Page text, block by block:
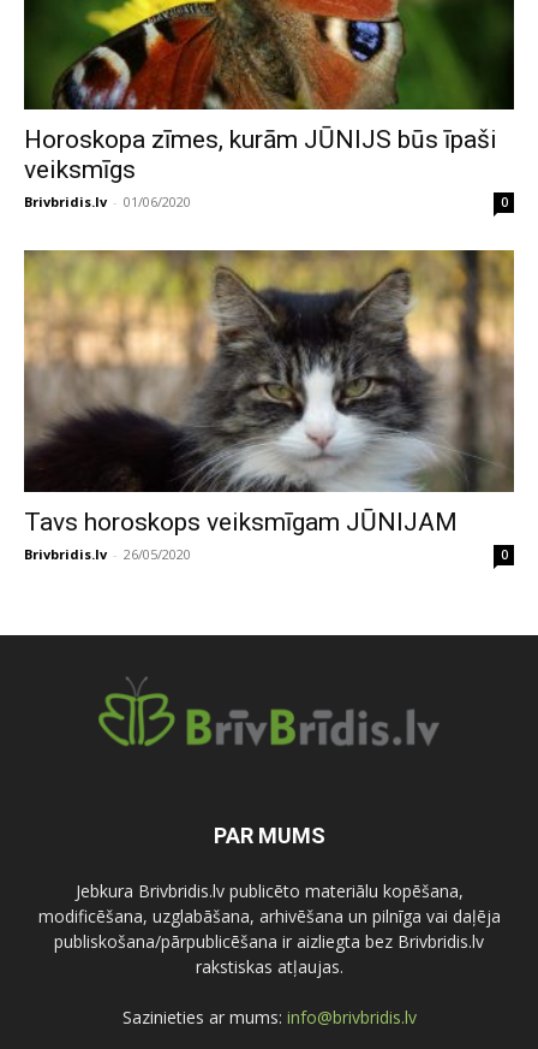
Horoskopa zīmes, kurām JŪNIJS būs īpaši
veiksmīgs
Brivbridis.lv - 01/06/2020 0
Tavs horoskops veiksmīgam JŪNIJAM
Brivbridis.lv - 26/05/2020 0
PAR MUMS
Jebkura Brivbridis.lv publicēto materiālu kopēšana,
modificēšana, uzglabāšana, arhivēšana un pilnīga vai daļēja
publiskošana/pārpublicēšana ir aizliegta bez Brivbridis.lv
rakstiskas atļaujas.
Sazinieties ar mums: info@brivbridis.lv